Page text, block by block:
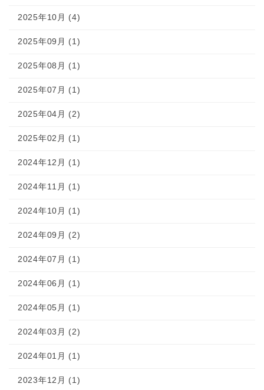
2025年10月 (4)
2025年09月 (1)
2025年08月 (1)
2025年07月 (1)
2025年04月 (2)
2025年02月 (1)
2024年12月 (1)
2024年11月 (1)
2024年10月 (1)
2024年09月 (2)
2024年07月 (1)
2024年06月 (1)
2024年05月 (1)
2024年03月 (2)
2024年01月 (1)
2023年12月 (1)